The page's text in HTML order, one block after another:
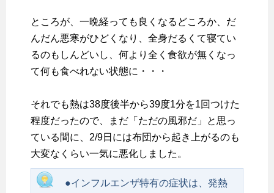
ところが、一晩経っても良くなるどころか、だ
んだん悪寒がひどくなり、全身だるくて寝てい
るのもしんどいし、何より全く食欲が無くなっ
て何も食べれない状態に・・・
それでも熱は38度後半から39度1分を1回つけた
程度だったので、まだ「ただの風邪だ」と思っ
ている間に、2/9日には布団から起き上がるのも
大変なくらい一気に悪化しました。
●インフルエンザ特有の症状は、発熱